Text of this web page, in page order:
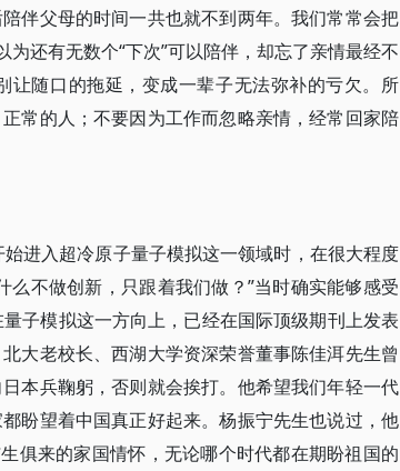
伴父母的时间一共也就不到两年。我们常常会把
还有无数个“下次”可以陪伴，却忘了亲情最经不
随口的拖延，变成一辈子无法弥补的亏欠。所
常的人；不要因为工作而忽略亲情，经常回家陪
进入超冷原子量子模拟这一领域时，在很大程度
不做创新，只跟着我们做？”当时确实能够感受
子模拟这一方向上，已经在国际顶级期刊上发表
大老校长、西湖大学资深荣誉董事陈佳洱先生曾
本兵鞠躬，否则就会挨打。他希望我们年轻一代
盼望着中国真正好起来。杨振宁先生也说过，他
俱来的家国情怀，无论哪个时代都在期盼祖国的